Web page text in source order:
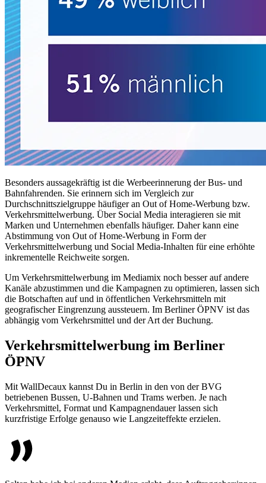
Besonders aussagekräftig ist die Werbeerinnerung der Bus- und
Bahnfahrenden. Sie erinnern sich im Vergleich zur
Durchschnittszielgruppe häufiger an Out of Home-Werbung bzw.
Verkehrsmittelwerbung. Über Social Media interagieren sie mit
Marken und Unternehmen ebenfalls häufiger. Daher kann eine
Abstimmung von Out of Home-Werbung in Form der
Verkehrsmittelwerbung und Social Media-Inhalten für eine erhöhte
inkrementelle Reichweite sorgen.
Um Verkehrsmittelwerbung im Mediamix noch besser auf andere
Kanäle abzustimmen und die Kampagnen zu optimieren, lassen sich
die Botschaften auf und in öffentlichen Verkehrsmitteln mit
geografischer Eingrenzung aussteuern. Im Berliner ÖPNV ist das
abhängig vom Verkehrsmittel und der Art der Buchung.
Verkehrsmittelwerbung im Berliner
ÖPNV
Mit WallDecaux kannst Du in Berlin in den von der BVG
betriebenen Bussen, U-Bahnen und Trams werben. Je nach
Verkehrsmittel, Format und Kampagnendauer lassen sich
kurzfristige Erfolge genauso wie Langzeiteffekte erzielen.